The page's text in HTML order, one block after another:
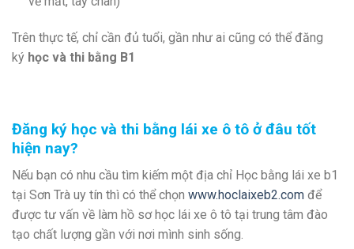
Trên thực tế, chỉ cần đủ tuổi, gần như ai cũng có thể đăng
ký học và thi bằng B1
Đăng ký học và thi bằng lái xe ô tô ở đâu tốt
hiện nay?
Nếu bạn có nhu cầu tìm kiếm một địa chỉ Học bằng lái xe b1
tại Sơn Trà uy tín thì có thể chọn www.hoclaixeb2.com để
được tư vấn về làm hồ sơ học lái xe ô tô tại trung tâm đào
tạo chất lượng gần với nơi mình sinh sống.